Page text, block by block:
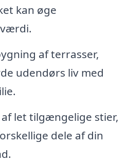
kan øge
af terrasser,
udendørs liv med
af let tilgængelige stier,
dele af din